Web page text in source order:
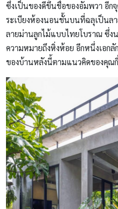
ซึ่งเป็นของดีขึ้นชื่อของอัมพวา อีก
ระเบียงห้องนอนชั้นบนที่ฉลุเป็นลา
ลายม่านลูกไม้แบบไทยโบราณ ซึ่ง
ความหมายถึงหิ่งห้อย อีกหนึ่งเอก
ของบ้านหลังนี้ตามแนวคิดของคุณ